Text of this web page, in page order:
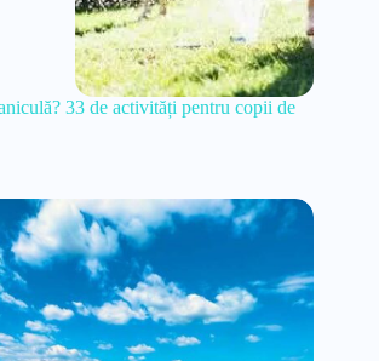
33 de activități pentru copii de